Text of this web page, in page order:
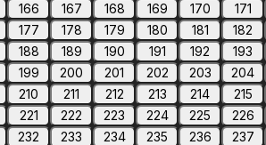
166
167 168 169 170 171
177
178 179 180 181 182
188
189 190 191 192 193
199
200 201 202 203 204
210
211 212 213 214 215
221
222 223 224 225 226
232
233 234 235 236 237